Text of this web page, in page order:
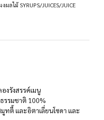
ลไม้ SYRUPS/JUICES/JUICE
งรังสรรค์เมนู
รรมชาติ 100%
ทตี้ และอิตาเลี่ยนโซดา และ